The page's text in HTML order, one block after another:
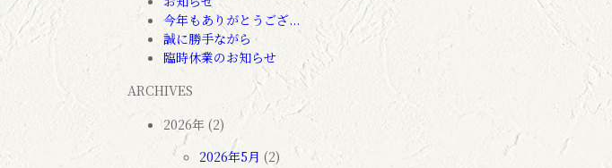
今年もありがとうござ...
誠に勝手ながら
臨時休業のお知らせ
ARCHIVES
2026年 (2)
2026年5月 (2)